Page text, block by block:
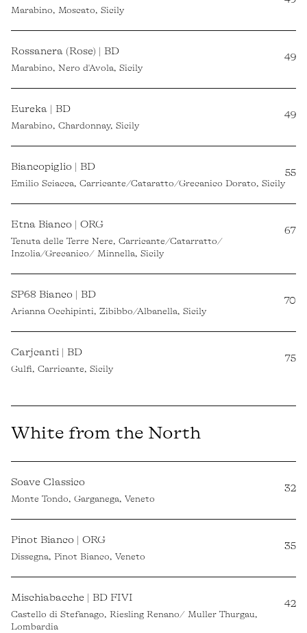
Marabino, Moscato, Sicily
Rossanera (Rose) | BD
Marabino, Nero d'Avola, Sicily
49
Eureka | BD
Marabino, Chardonnay, Sicily
49
Biancopiglio | BD
Emilio Sciacca, Carricante/Cataratto/Grecanico Dorato, Sicily
55
Etna Bianco | ORG
Tenuta delle Terre Nere, Carricante/Catarratto/
Inzolia/Grecanico/ Minnella, Sicily
67
SP68 Bianco | BD
Arianna Occhipinti, Zibibbo/Albanella, Sicily
70
Carjcanti | BD
Gulfi, Carricante, Sicily
75
White from the North
Soave Classico
Monte Tondo, Garganega, Veneto
32
Pinot Bianco | ORG
Dissegna, Pinot Bianco, Veneto
35
Mischiabacche | BD FIVI
Castello di Stefanago, Riesling Renano/ Muller Thurgau,
Lombardia
42